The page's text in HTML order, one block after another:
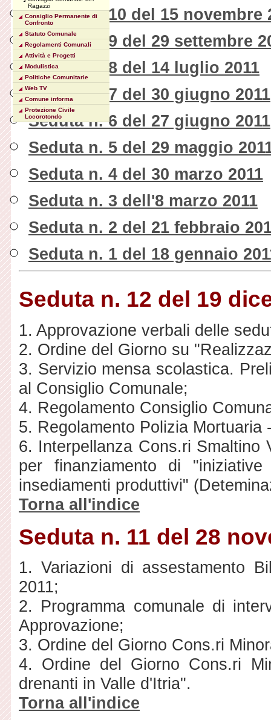
Seduta n. 10 del 15 novembre
Seduta n. 9 del 29 settembre
Seduta n. 8 del 14 luglio 2011
Seduta n. 7 del 30 giugno 2011
Seduta n. 6 del 27 giugno 2011
Seduta n. 5 del 29 maggio
Seduta n. 4 del 30 marzo 2011
Seduta n. 3 dell'8 marzo 2011
Seduta n. 2 del 21 febbraio
Seduta n. 1 del 18 gennaio
Seduta n. 12 del 19
1. Approvazione verbali delle
2. Ordine del Giorno su
3. Servizio mensa scolastica.
al Consiglio Comunale;
4. Regolamento Consiglio
5. Regolamento Polizia Mortuaria
6. Interpellanza Cons.ri Smaltino
per finanziamento di
insediamenti produttivi"
Torna all'indice
Seduta n. 11 del 28
1. Variazioni di assestamento
2011;
2. Programma comunale di
Approvazione;
3. Ordine del Giorno Cons.ri
4. Ordine del Giorno Cons.ri
drenanti in Valle d'Itria".
Torna all'indice
Ragazzi
Consiglio Permanente di
Confronto
Statuto Comunale
Regolamenti Comunali
Attività e Progetti
Modulistica
Politiche Comunitarie
Web TV
Comune informa
Protezione Civile
Locorotondo